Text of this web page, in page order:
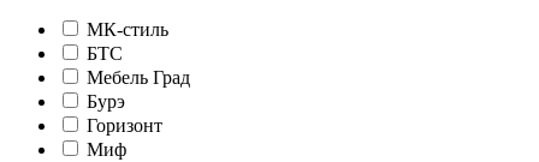
МК-стиль
БТС
Мебель Град
Бурэ
Горизонт
Миф